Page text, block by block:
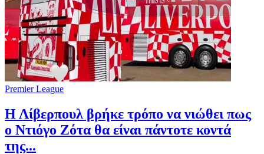
Premier League
Η Λίβερπουλ βρήκε τρόπο να νιώθει πως
ο Ντιόγο Ζότα θα είναι πάντοτε κοντά
της...